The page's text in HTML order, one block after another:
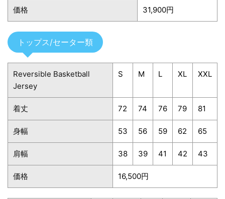
価格 31,900円
トップス/セーター類
Reversible Basketball
Jersey
S M L XL XXL
着丈 72 74 76 79 81
身幅 53 56 59 62 65
肩幅 38 39 41 42 43
価格 16,500円